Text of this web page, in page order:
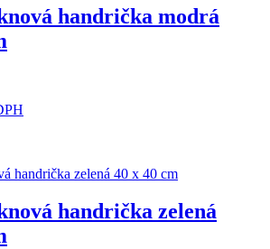
handrička modrá
handrička zelená